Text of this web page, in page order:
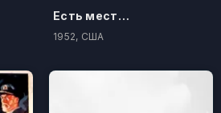
Есть место еще для одного
1952, США